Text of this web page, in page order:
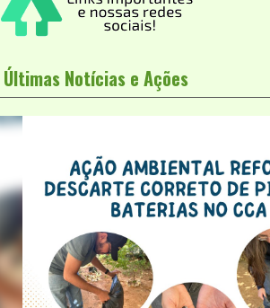
Últimas Notícias e Ações